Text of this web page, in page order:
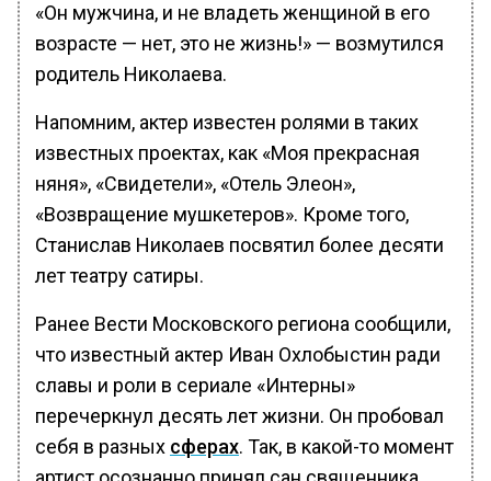
«Он мужчина, и не владеть женщиной в его
возрасте — нет, это не жизнь!» — возмутился
родитель Николаева.
Напомним, актер известен ролями в таких
известных проектах, как «Моя прекрасная
няня», «Свидетели», «Отель Элеон»,
«Возвращение мушкетеров». Кроме того,
Станислав Николаев посвятил более десяти
лет театру сатиры.
Ранее Вести Московского региона сообщили,
что известный актер Иван Охлобыстин ради
славы и роли в сериале «Интерны»
перечеркнул десять лет жизни. Он пробовал
себя в разных сферах. Так, в какой-то момент